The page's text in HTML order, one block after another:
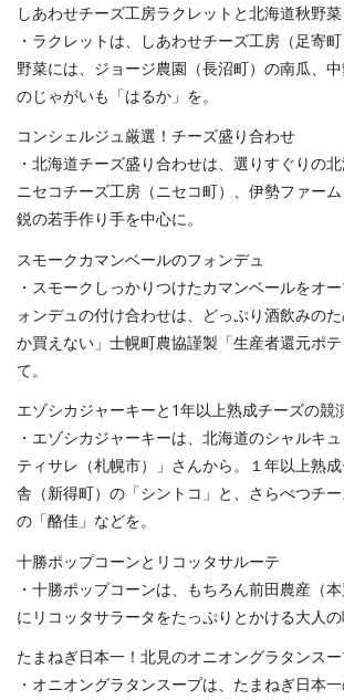
しあわせチーズ工房ラクレットと北海道秋野菜
・ラクレットは、しあわせチーズ工房（足寄町
野菜には、ジョージ農園（長沼町）の南瓜、中
のじゃがいも「はるか」を。
コンシェルジュ厳選！チーズ盛り合わせ
・北海道チーズ盛り合わせは、選りすぐりの北
ニセコチーズ工房（ニセコ町）、伊勢ファー
鋭の若手作り手を中心に。
スモークカマンベールのフォンデュ
・スモークしっかりつけたカマンベールをオ
ォンデュの付け合わせは、どっぷり酒飲みの
か買えない」士幌町農協謹製「生産者還元ポ
て。
エゾシカジャーキーと1年以上熟成チーズの競
・エゾシカジャーキーは、北海道のシャルキ
ティサレ（札幌市）」さんから。１年以上熟
舎（新得町）の「シントコ」と、さらべつチー
の「酪佳」などを。
十勝ポップコーンとリコッタサルーテ
・十勝ポップコーンは、もちろん前田農産（
にリコッタサラータをたっぷりとかける大人の
たまねぎ日本一！北見のオニオングラタンス
・オニオングラタンスープは、たまねぎ日本